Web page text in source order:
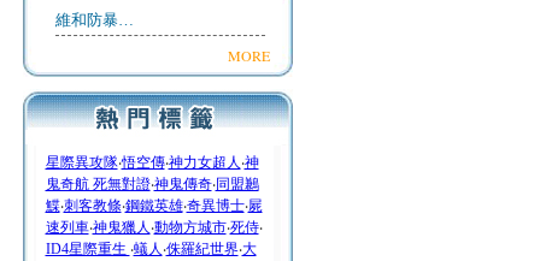
維和防暴…
MORE
星際異攻隊‧悟空傳‧神力女超人 ‧神
鬼奇航 死無對證‧神鬼傳奇‧同盟鶼
鰈‧刺客教條‧鋼鐵英雄‧奇異博士‧屍
速列車‧神鬼獵人 ‧動物方城市‧死侍‧
ID4星際重生 ‧蟻人 ‧侏羅紀世界‧大